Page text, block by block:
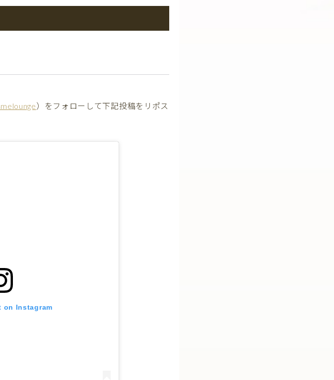
）をフォローして下記投稿をリポス
on Instagram